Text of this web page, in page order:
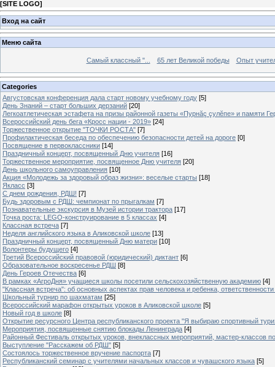
[SITE LOGO]
Вход на сайт
Меню сайта
Самый классный "... 65 лет Великой победы Опыт
Categories
Августовская конференция дала старт новому учебному году [5]
День Знаний – старт больших дерзаний [20]
Легкоатлетическая эстафета на призы районной газеты «Пурнăç çулĕпе» и памяти
Всероссийский день бега «Кросс нации - 2019» [24]
Торжественное открытие "ТОЧКИ РОСТА" [7]
Профилактическая беседа по обеспечению безопасности детей на дороге [0]
Посвящение в первоклассники [14]
Праздничный концерт, посвященный Дню учителя [16]
Торжественное мероприятие, посвященное Дню учителя [20]
День школьного самоуправления [10]
Акция «Молодежь за здоровый образ жизни»: веселые старты [18]
Якласс [3]
С днем рождения, РДШ! [7]
Будь здоровым с РДШ: чемпионат по прыгалкам [7]
Познавательные экскурсия в Музей истории трактора [17]
Точка роста: LEGO-конструирование в 5 классах [4]
Классная встреча [7]
Неделя английского языка в Аликовской школе [13]
Праздничный концерт, посвященный Дню матери [10]
Волонтеры будущего [4]
Третий Всероссийский правовой (юридический) диктант [6]
Образовательное воскресенье РДШ [8]
День Героев Отечества [6]
В рамках «АгроДня» учащиеся школы посетили сельскохозяйственную академию [4]
"Классная встреча": об основных аспектах прав человека и ребенка,
Школьный турнир по шахматам [25]
Всероссийский марафон открытых уроков в Аликовской школе [5]
Новый год в школе [8]
Открытие ресурсного Центра республиканского проекта "Я выбираю спортивный
Мероприятия, посвященные снятию блокады Ленинграда [4]
Районный Фестиваль открытых уроков, внеклассных мероприятий, мастер-классов
Выступление "Расскажем об РДШ" [5]
Состоялось торжественное вручение паспорта [7]
Республиканский семинар с учителями начальных классов и чувашского языка [5]